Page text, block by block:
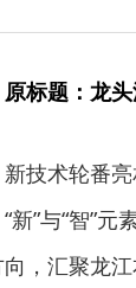
原标题：龙
新技术轮番
新”与“智”
向，汇聚龙